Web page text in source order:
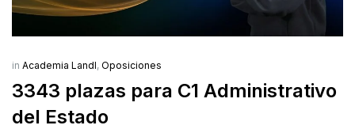
in Academia Landl, Oposiciones
3343 plazas para C1 Administrativo
del Estado